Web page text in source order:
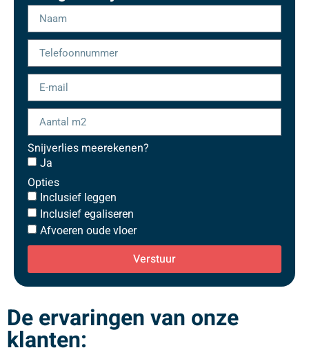
Snijverlies meerekenen?
Ja
Opties
Inclusief leggen
Inclusief egaliseren
Afvoeren oude vloer
Verstuur
De ervaringen van onze
klanten: